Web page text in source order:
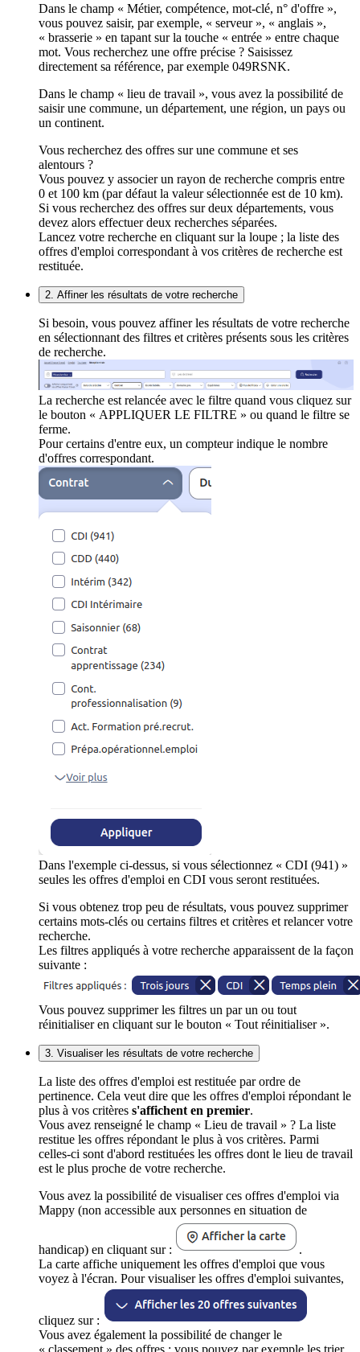
Dans le champ « Métier, compétence, mot-clé, n° d'offre »,
vous pouvez saisir, par exemple, « serveur », « anglais »,
« brasserie » en tapant sur la touche « entrée » entre chaque
mot. Vous recherchez une offre précise ? Saisissez
directement sa référence, par exemple 049RSNK.
Dans le champ « lieu de travail », vous avez la possibilité de
saisir une commune, un département, une région, un pays ou
un continent.
Vous recherchez des offres sur une commune et ses
alentours ?
Vous pouvez y associer un rayon de recherche compris entre
0 et 100 km (par défaut la valeur sélectionnée est de 10 km).
Si vous recherchez des offres sur deux départements, vous
devez alors effectuer deux recherches séparées.
Lancez votre recherche en cliquant sur la loupe ; la liste des
offres d'emploi correspondant à vos critères de recherche est
restituée.
2. Affiner les résultats de votre recherche
Si besoin, vous pouvez affiner les résultats de votre recherche
en sélectionnant des filtres et critères présents sous les critères
de recherche.
La recherche est relancée avec le filtre quand vous cliquez sur
le bouton « APPLIQUER LE FILTRE » ou quand le filtre se
ferme.
Pour certains d'entre eux, un compteur indique le nombre
d'offres correspondant.
Dans l'exemple ci-dessus, si vous sélectionnez « CDI (941) »
seules les offres d'emploi en CDI vous seront restituées.
Si vous obtenez trop peu de résultats, vous pouvez supprimer
certains mots-clés ou certains filtres et critères et relancer votre
recherche.
Les filtres appliqués à votre recherche apparaissent de la façon
suivante :
Vous pouvez supprimer les filtres un par un ou tout
réinitialiser en cliquant sur le bouton « Tout réinitialiser ».
3. Visualiser les résultats de votre recherche
La liste des offres d'emploi est restituée par ordre de
pertinence. Cela veut dire que les offres d'emploi répondant le
plus à vos critères s'affichent en premier.
Vous avez renseigné le champ « Lieu de travail » ? La liste
restitue les offres répondant le plus à vos critères. Parmi
celles-ci sont d'abord restituées les offres dont le lieu de travail
est le plus proche de votre recherche.
Vous avez la possibilité de visualiser ces offres d'emploi via
Mappy (non accessible aux personnes en situation de
handicap) en cliquant sur :
.
La carte affiche uniquement les offres d'emploi que vous
voyez à l'écran. Pour visualiser les offres d'emploi suivantes,
cliquez sur :
Vous avez également la possibilité de changer le
« classement » des offres : vous pouvez par exemple les trier